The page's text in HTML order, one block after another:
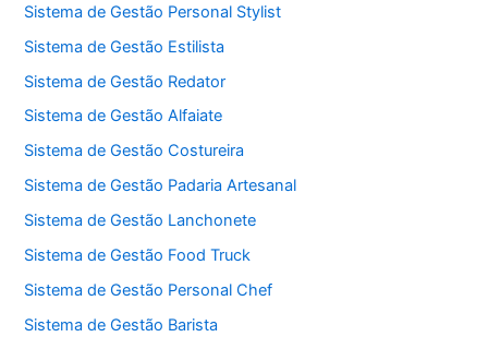
Sistema de Gestão Personal Stylist
Sistema de Gestão Estilista
Sistema de Gestão Redator
Sistema de Gestão Alfaiate
Sistema de Gestão Costureira
Sistema de Gestão Padaria Artesanal
Sistema de Gestão Lanchonete
Sistema de Gestão Food Truck
Sistema de Gestão Personal Chef
Sistema de Gestão Barista